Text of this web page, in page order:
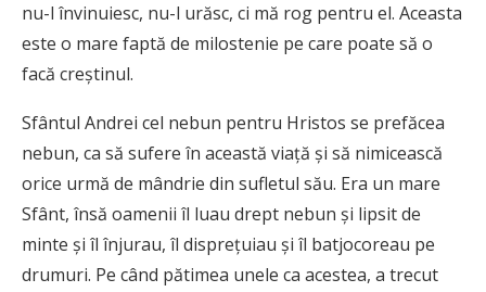
nu-l învinuiesc, nu-l urăsc, ci mă rog pentru el. Aceasta
este o mare faptă de milostenie pe care poate să o
facă creștinul.
Sfântul Andrei cel nebun pentru Hristos se prefăcea
nebun, ca să sufere în această viață și să nimicească
orice urmă de mândrie din sufletul său. Era un mare
Sfânt, însă oamenii îl luau drept nebun și lipsit de
minte și îl înjurau, îl disprețuiau și îl batjocoreau pe
drumuri. Pe când pătimea unele ca acestea, a trecut